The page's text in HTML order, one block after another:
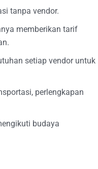
tanpa vendor.
memberikan tarif
setiap vendor untuk
perlengkapan
budaya